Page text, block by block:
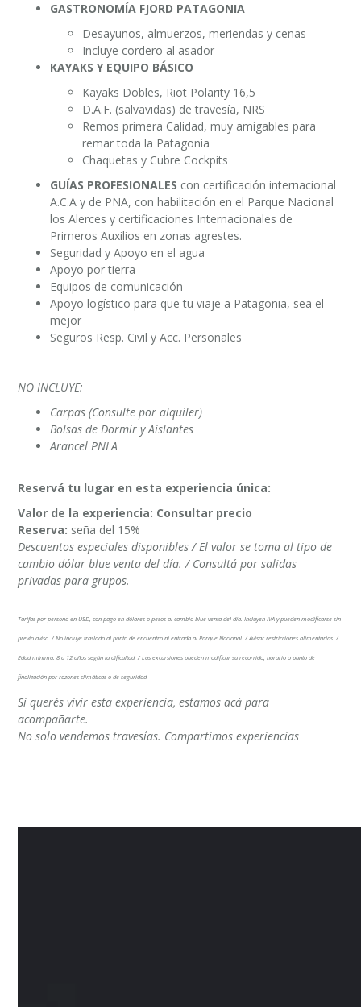
GASTRONOMÍA FJORD PATAGONIA
Desayunos, almuerzos, meriendas y cenas
Incluye cordero al asador
KAYAKS Y EQUIPO BÁSICO
Kayaks Dobles, Riot Polarity 16,5
D.A.F. (salvavidas) de travesía, NRS
Remos primera Calidad, muy amigables para
remar toda la Patagonia
Chaquetas y Cubre Cockpits
GUÍAS PROFESIONALES con certificación internacional
A.C.A y de PNA, con habilitación en el Parque Nacional
los Alerces y certificaciones Internacionales de
Primeros Auxilios en zonas agrestes.
Seguridad y Apoyo en el agua
Apoyo por tierra
Equipos de comunicación
Apoyo logístico para que tu viaje a Patagonia, sea el
mejor
Seguros Resp. Civil y Acc. Personales
NO INCLUYE:
Carpas (Consulte por alquiler)
Bolsas de Dormir y Aislantes
Arancel PNLA
Reservá tu lugar en esta experiencia única:
Valor de la experiencia: Consultar precio
Reserva: seña del 15%
Descuentos especiales disponibles / El valor se toma al tipo de
cambio dólar blue venta del día. / Consultá por salidas
privadas para grupos.
Tarifas por persona en USD, con pago en dólares o pesos al cambio blue venta del día. Incluyen IVA y pueden modificarse sin
previo aviso. / No incluye traslado al punto de encuentro ni entrada al Parque Nacional. / Avisar restricciones alimentarias. /
Edad mínima: 8 a 12 años según la dificultad. / Las excursiones pueden modificar su recorrido, horario o punto de
finalización por razones climáticas o de seguridad.
Si querés vivir esta experiencia, estamos acá para
acompañarte.
No solo vendemos travesías. Compartimos experiencias